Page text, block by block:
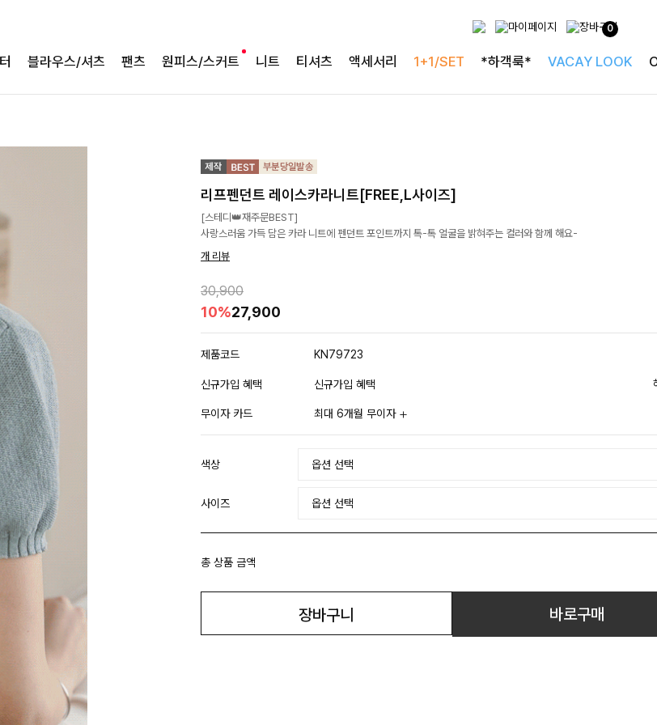
0
블라우스/셔츠 팬츠 원피스/스커트 니트 티셔츠 액세서리 1+1/SET *하객룩* VACAY LOOK
리프펜던트 레이스카라니트[FREE,L사이즈]
[스테디👑재주문BEST]
사랑스러움 가득 담은 카라 니트에 펜던트 포인트까지 톡-톡 얼굴을 밝혀주는 컬러와 함께 해요-
개 리뷰
30,900
10%27,900
제품코드 KN79723
신규가입 혜택 신규가입 혜택
무이자 카드 최대 6개월 무이자
색상
사이즈
총 상품 금액
장바구니 바로구매